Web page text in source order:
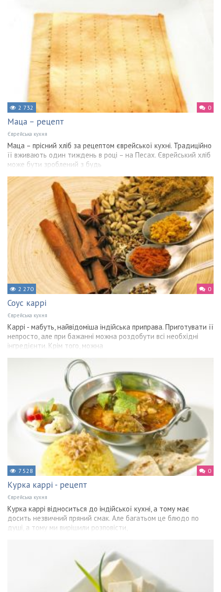
2 732 0
Маца – рецепт
Єврейська кухня
Маца – прісний хліб за рецептом єврейської кухні. Традиційно
її вживають один тиждень в році – на Песах. Єврейський хліб
може бути зроблений з будь
2 270 0
Соус каррі
Єврейська кухня
Каррі - мабуть, найвідоміша індійська приправа. Приготувати її
непросто, але при бажанні можна роздобути всі необхідні
інгредієнти. Крім того, можна
7 528 0
Курка каррі - рецепт
Єврейська кухня
Курка каррі відноситься до індійської кухні, а тому має
досить незвичний пряний смак. Але багатьом це блюдо по
душі, а тому ми вирішили розповісти,